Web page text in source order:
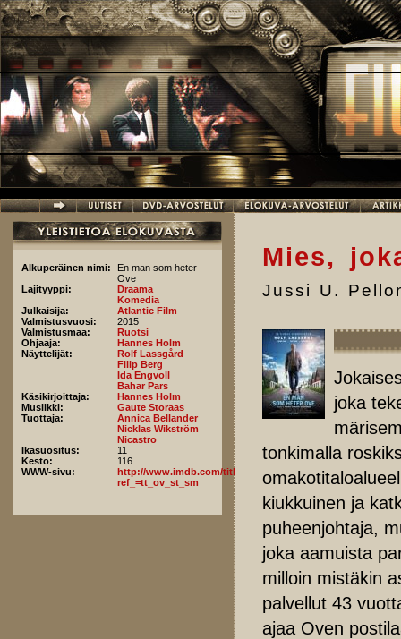
Hyppää pääsisältöön
Alkuperäinen nimi:
En man som heter
Ove
Lajityyppi:
Draama
Komedia
Julkaisija:
Atlantic Film
Valmistusvuosi:
2015
Valmistusmaa:
Ruotsi
Ohjaaja:
Hannes Holm
Näyttelijät:
Rolf Lassgård
Filip Berg
Ida Engvoll
Bahar Pars
Käsikirjoittaja:
Hannes Holm
Musiikki:
Gaute Storaas
Tuottaja:
Annica Bellander
Nicklas Wikström
Nicastro
Ikäsuositus:
11
Kesto:
116
WWW-sivu:
http://www.imdb.com/title/tt4080728/fullcredits?
ref_=tt_ov_st_sm
Mies,
Jussi U.
joka
tonkimalla
kiukkuinen ja
puheenjohtaja,
joka aamuista
milloin mistäkin
palvellut 43
ajaa Oven